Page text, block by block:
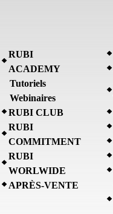
RUBI
ACADEMY
Tutoriels
Webinaires
RUBI CLUB
RUBI
COMMITMENT
RUBI
WORLWIDE
APRÈS-VENTE